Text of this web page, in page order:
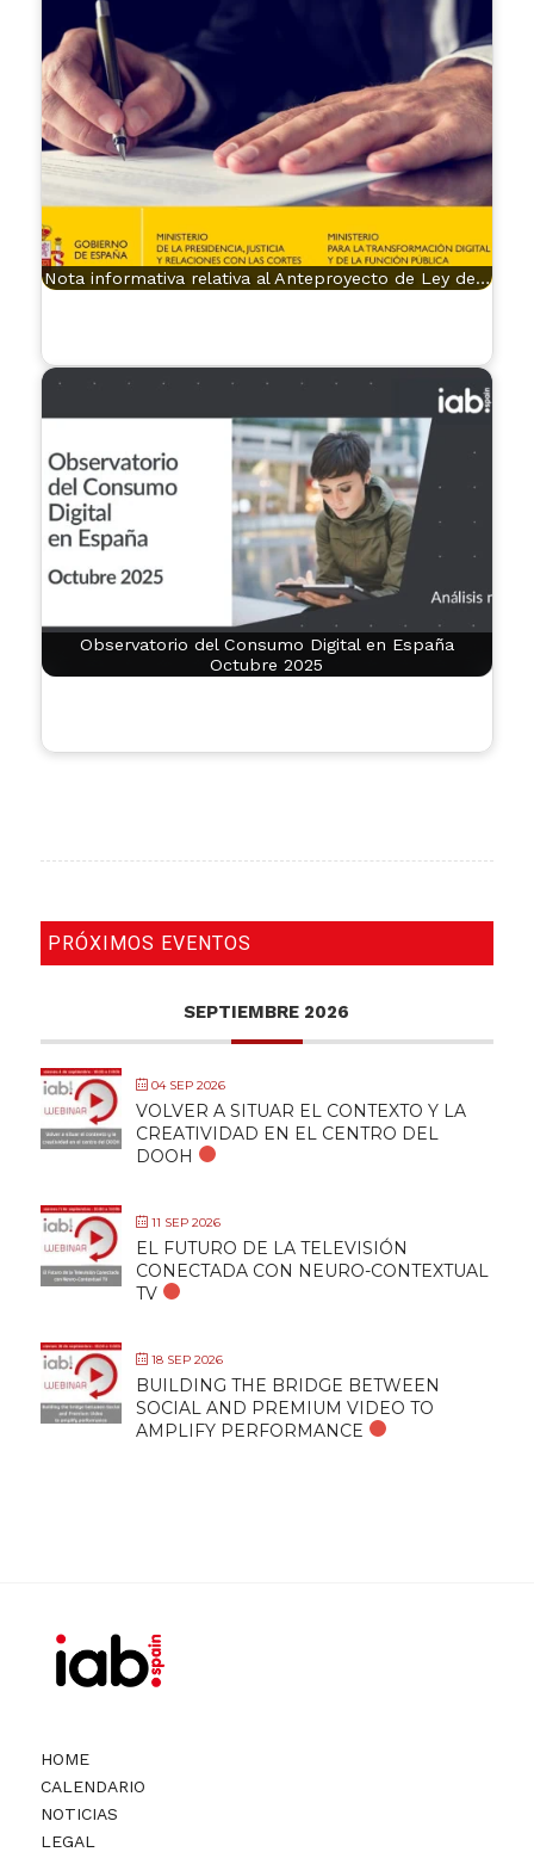
Nota informativa relativa al Anteproyecto de Ley de…
Observatorio del Consumo Digital en España
Octubre 2025
PRÓXIMOS EVENTOS
SEPTIEMBRE 2026
04 SEP 2026
VOLVER A SITUAR EL CONTEXTO Y LA
CREATIVIDAD EN EL CENTRO DEL
DOOH
11 SEP 2026
EL FUTURO DE LA TELEVISIÓN
CONECTADA CON NEURO-CONTEXTUAL
TV
18 SEP 2026
BUILDING THE BRIDGE BETWEEN
SOCIAL AND PREMIUM VIDEO TO
AMPLIFY PERFORMANCE
HOME
CALENDARIO
NOTICIAS
LEGAL